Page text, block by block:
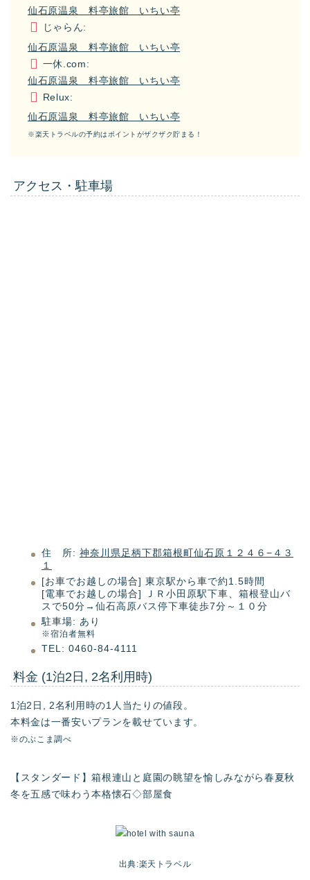
仙石原温泉 料亭旅館 いちい亭
じゃらん:
仙石原温泉 料亭旅館 いちい亭
一休.com:
仙石原温泉 料亭旅館 いちい亭
Relux:
仙石原温泉 料亭旅館 いちい亭
※楽天トラベルの予約はポイントがザクザク貯まる！
アクセス・駐車場
住 所: 神奈川県足柄下郡箱根町仙石原１２４６−４３
１
[お車でお越しの場合] 東京駅から車で約1.5時間
[電車でお越しの場合] ＪＲ小田原駅下車、箱根登山バ
スで50分→仙石高原バス停下車徒歩7分～１０分
駐車場: あり
※宿泊者無料
TEL: 0460-84-4111
料金 (1泊2日, 2名利用時)
1泊2日, 2名利用時の1人当たりの値段。
本料金は一番安いプランを載せています。
※のぷこま調べ
【スタンダード】箱根連山と庭園の眺望を愉しみながら春夏秋
冬を五感で味わう本格懐石◇部屋食
出典:楽天トラベル